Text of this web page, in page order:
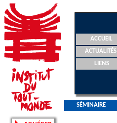
SÉMINAIRE
ACCUEIL
ACTUALITÉS
LIENS